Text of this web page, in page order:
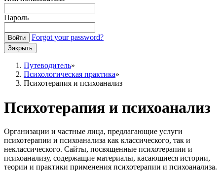
Пароль
Войти Forgot your password?
Закрыть
Путеводитель
Психологическая практика
Психотерапия и психоанализ
Психотерапия и психоанализ
Организации и частные лица, предлагающие услуги
психотерапии и психоанализа как классического, так и
неклассического. Сайты, посвященные психотерапии и
психоанализу, содержащие материалы, касающиеся истории,
теории и практики применения психотерапии и психоанализа.